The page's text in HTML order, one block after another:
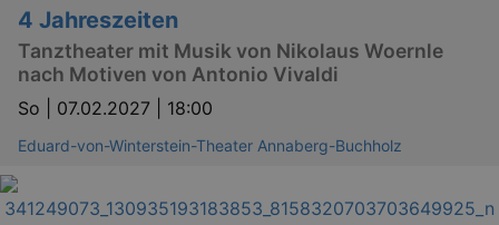
4 Jahreszeiten
Tanztheater mit Musik von Nikolaus Woernle
nach Motiven von Antonio Vivaldi
So | 07.02.2027 | 18:00
Eduard-von-Winterstein-Theater Annaberg-Buchholz